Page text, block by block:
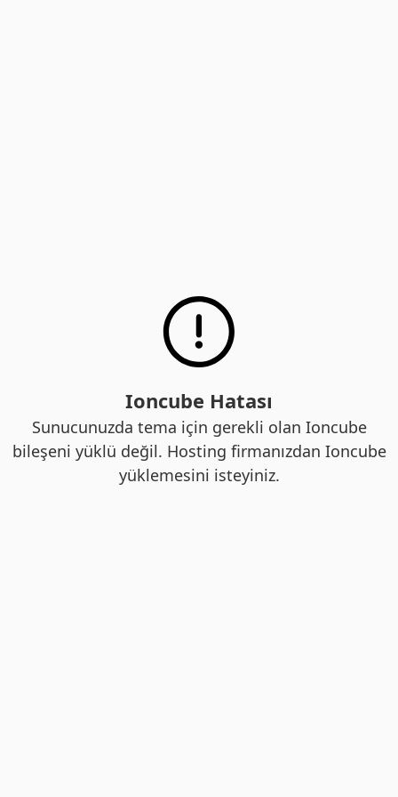
Ioncube Hatası
Sunucunuzda tema için gerekli olan Ioncube
bileşeni yüklü değil. Hosting firmanızdan Ioncube
yüklemesini isteyiniz.